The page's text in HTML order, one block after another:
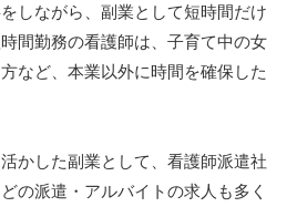
しながら、副業として短時間だけ
間勤務の看護師は、子育て中の女
など、本業以外に時間を確保した
かした副業として、看護師派遣社
の派遣・アルバイトの求人も多く